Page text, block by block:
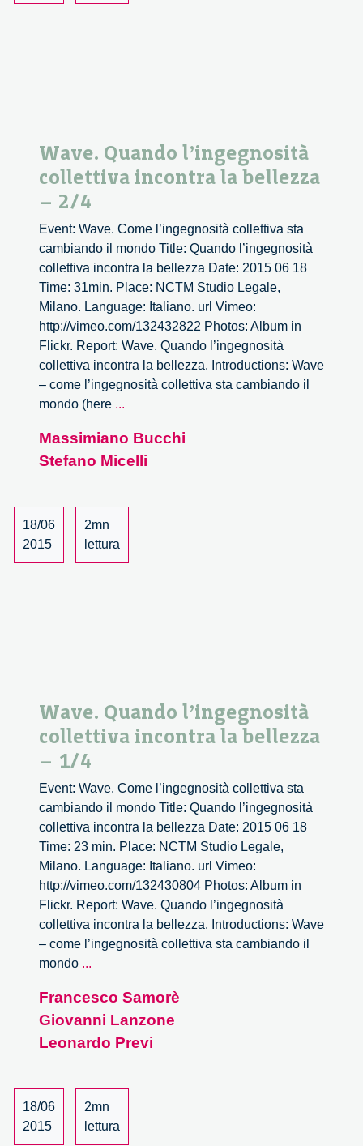
Wave. Quando l’ingegnosità
collettiva incontra la bellezza
– 2/4
Event: Wave. Come l’ingegnosità collettiva sta
cambiando il mondo Title: Quando l’ingegnosità
collettiva incontra la bellezza Date: 2015 06 18
Time: 31min. Place: NCTM Studio Legale,
Milano. Language: Italiano. url Vimeo:
http://vimeo.com/132432822 Photos: Album in
Flickr. Report: Wave. Quando l’ingegnosità
collettiva incontra la bellezza. Introductions: Wave
– come l’ingegnosità collettiva sta cambiando il
mondo (here ...
l’ingegnosità
collettiva
Massimiano Bucchi
Stefano Micelli
18/06
2015
2mn
lettura
Wave. Quando l’ingegnosità
collettiva incontra la bellezza
– 1/4
Event: Wave. Come l’ingegnosità collettiva sta
cambiando il mondo Title: Quando l’ingegnosità
collettiva incontra la bellezza Date: 2015 06 18
Time: 23 min. Place: NCTM Studio Legale,
Milano. Language: Italiano. url Vimeo:
http://vimeo.com/132430804 Photos: Album in
Flickr. Report: Wave. Quando l’ingegnosità
collettiva incontra la bellezza. Introductions: Wave
– come l’ingegnosità collettiva sta cambiando il
mondo ...
l’ingegnosità
collettiva
incontra
Francesco Samorè
Giovanni Lanzone
Leonardo Previ
18/06
2015
2mn
lettura